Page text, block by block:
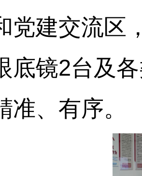
党建交流区
底镜2台及
准、有序。